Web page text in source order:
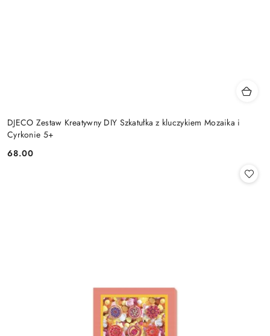
DJECO Zestaw Kreatywny DIY Szkatułka z kluczykiem Mozaika i
Cyrkonie 5+
Cena:
68.00